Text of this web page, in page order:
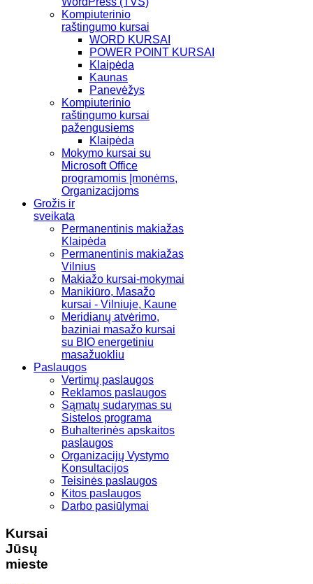
Kompiuterinio
raštingumo kursai
WORD KURSAI
POWER POINT KURSAI
Klaipėda
Kaunas
Panevėžys
Kompiuterinio
raštingumo kursai
pažengusiems
Klaipėda
Mokymo kursai su
Microsoft Office
programomis Įmonėms,
Organizacijoms
Grožis ir
sveikata
Permanentinis makiažas
Klaipėda
Permanentinis makiažas
Vilnius
Makiažo kursai-mokymai
Manikiūro, Masažo
kursai - Vilniuje, Kaune
Meridianų atvėrimo,
baziniai masažo kursai
su BIO energetiniu
masažuokliu
Paslaugos
Vertimų paslaugos
Reklamos paslaugos
Sąmatų sudarymas su
Sistelos programa
Buhalterinės apskaitos
paslaugos
Organizacijų Vystymo
Konsultacijos
Teisinės paslaugos
Kitos paslaugos
Darbo pasiūlymai
Kursai
Jūsų
mieste